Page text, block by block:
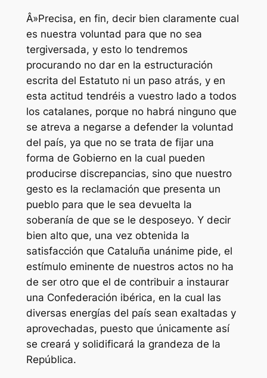
Â»Precisa, en fin, decir bien claramente cual
es nuestra voluntad para que no sea
tergiversada, y esto lo tendremos
procurando no dar en la estructuración
escrita del Estatuto ni un paso atrás, y en
esta actitud tendréis a vuestro lado a todos
los catalanes, porque no habrá ninguno que
se atreva a negarse a defender la voluntad
del país, ya que no se trata de fijar una
forma de Gobierno en la cual pueden
producirse discrepancias, sino que nuestro
gesto es la reclamación que presenta un
pueblo para que le sea devuelta la
soberanía de que se le desposeyo. Y decir
bien alto que, una vez obtenida la
satisfacción que Cataluña unánime pide, el
estímulo eminente de nuestros actos no ha
de ser otro que el de contribuir a instaurar
una Confederación ibérica, en la cual las
diversas energías del país sean exaltadas y
aprovechadas, puesto que únicamente así
se creará y solidificará la grandeza de la
República.